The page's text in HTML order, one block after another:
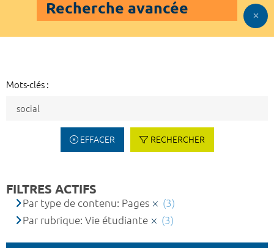
Recherche avancée
Mots-clés :
EFFACER RECHERCHER
FILTRES ACTIFS
Par type de contenu: Pages
(3)
Par rubrique: Vie étudiante
(3)